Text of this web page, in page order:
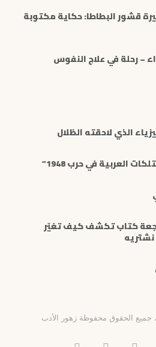
قشور البطاطا: حكاية مكتوبة
– رحلة في علاج النفوس
الذي لاحقته الظلال
العربية في حرب 1948”
كتاب تكشف كيف تغيّر
نشتريه